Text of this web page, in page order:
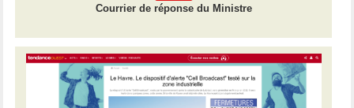
Courrier de réponse du Ministre